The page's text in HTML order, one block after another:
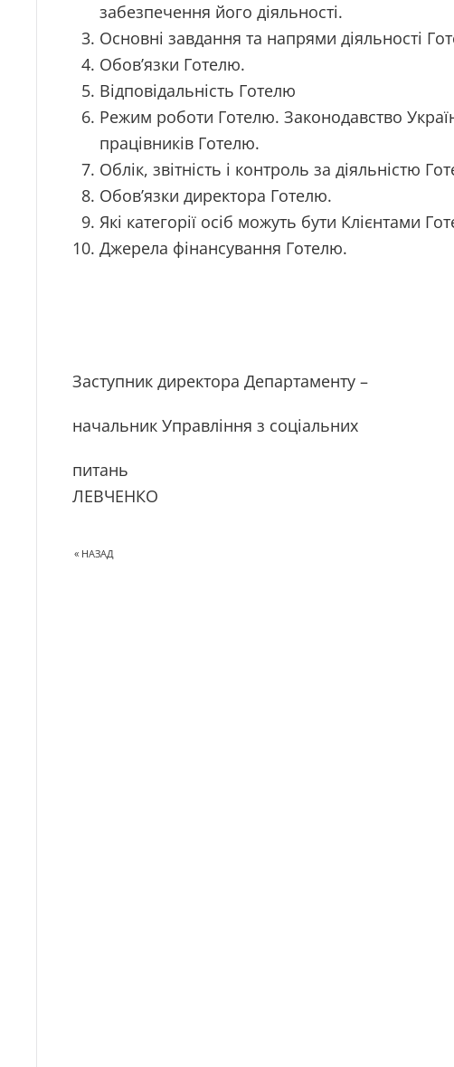
забезпечення його діяльності.
Основні завдання та напрями діяльності
Обов’язки Готелю.
Відповідальність Готелю
Режим роботи Готелю. Законодавство
працівників Готелю.
Облік, звітність і контроль за діяльністю
Обов’язки директора Готелю.
Які категорії осіб можуть бути Клієнтами
Джерела фінансування Готелю.
Заступник директора Департаменту –
начальник Управління з соціальних
ЛЕВЧЕНКО
« НАЗАД